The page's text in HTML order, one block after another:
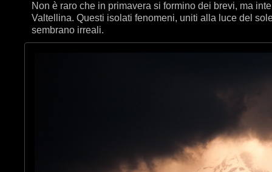
Non è raro che in primavera si formino dei brevi, ma
Valtellina. Questi isolati fenomeni, uniti alla luce del
sembrano irreali.